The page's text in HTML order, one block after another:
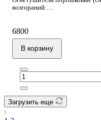
возгораний:
- горючих жидкостей (В),
- горючих газов (C),
- электроустановок (Е).
Порошковые огнетушители
используют для устранения
складах горючих
помещениях.
6800
В корзину
Загрузить еще